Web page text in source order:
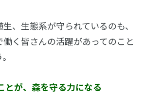
、生態系が守られているのも、
く皆さんの活躍があってのこと
が、森を守る力になる